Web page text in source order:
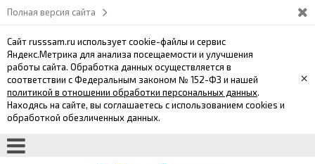
Полная версия сайта
Сайт russsam.ru использует cookie-файлы и сервис
Яндекс.Метрика для анализа посещаемости и улучшения
работы сайта. Обработка данных осуществляется в
соответствии с Федеральным законом № 152-ФЗ и нашей
политикой в отношении обработки персональных данных.
Находясь на сайте, вы соглашаетесь с использованием cookies и
обработкой обезличенных данных.
×